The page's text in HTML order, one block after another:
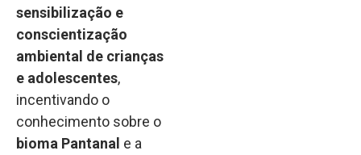
sensibilização e
conscientização
ambiental de crianças
e adolescentes,
incentivando o
conhecimento sobre o
bioma Pantanal e a